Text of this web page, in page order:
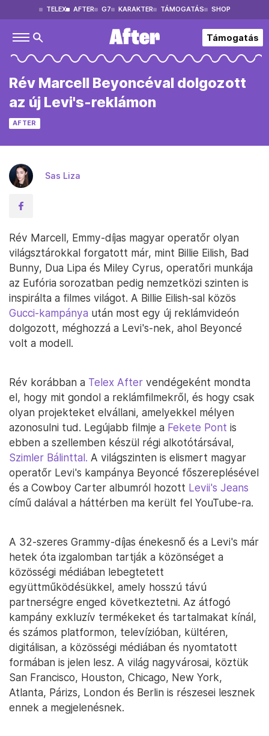
TELEX AFTER G7 KARAKTER TÁMOGATÁS SHOP
Támogatás
Rév Marcell Beyoncéval dolgozott
az új Levi's-reklámon
AFTER
Sas Liza
Rév Marcell, Emmy-díjas magyar operatőr olyan
világsztárokkal forgatott már, mint Billie Eilish, Bad
Bunny, Dua Lipa és Miley Cyrus, operatőri munkája
az Eufória sorozatban pedig nemzetközi szinten is
inspirálta a filmes világot. A Billie Eilish-sal közös
Gucci-kampánya után most egy új reklámvideón
dolgozott, méghozzá a Levi's-nek, ahol Beyoncé
volt a modell.
Rév korábban a Telex After vendégeként mondta
el, hogy mit gondol a reklámfilmekről, és hogy csak
olyan projekteket elvállani, amelyekkel mélyen
azonosulni tud. Legújabb filmje a Fekete Pont is
ebben a szellemben készül régi alkotótársával,
Szimler Bálinttal. A világszinten is elismert magyar
operatőr Levi's kampánya Beyoncé főszereplésével
és a Cowboy Carter albumról hozott Levii's Jeans
című dalával a háttérben ma került fel YouTube-ra.
A 32-szeres Grammy-díjas énekesnő és a Levi's már
hetek óta izgalomban tartják a közönséget a
közösségi médiában lebegtetett
együttműködésükkel, amely hosszú távú
partnerségre enged következtetni. Az átfogó
kampány exkluzív termékeket és tartalmakat kínál,
és számos platformon, televízióban, kültéren,
digitálisan, a közösségi médiában és nyomtatott
formában is jelen lesz. A világ nagyvárosai, köztük
San Francisco, Houston, Chicago, New York,
Atlanta, Párizs, London és Berlin is részesei lesznek
ennek a megjelenésnek.